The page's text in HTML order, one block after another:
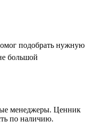
подобрать нужную
большой
менеджеры. Ценник
по наличию.